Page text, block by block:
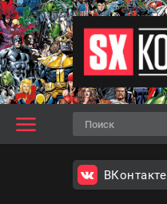
ВКонтакте